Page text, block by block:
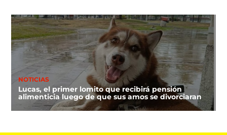
NOTICIAS
Lucas, el primer lomito que recibirá pensión
alimenticia luego de que sus amos se divorciaran